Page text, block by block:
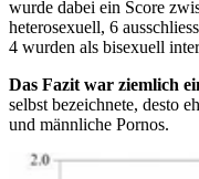
wurde dabei ein Score
heterosexuell, 6
4 wurden als bisexuell
Das Fazit war ziemlich
selbst bezeichnete, desto
und männliche Pornos.